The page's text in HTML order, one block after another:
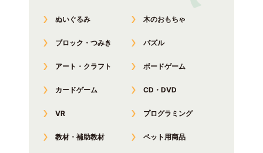
ぬいぐるみ 木のおもちゃ
ブロック・つみき パズル
アート・クラフト ボードゲーム
カードゲーム CD・DVD
VR プログラミング
教材・補助教材 ペット用商品